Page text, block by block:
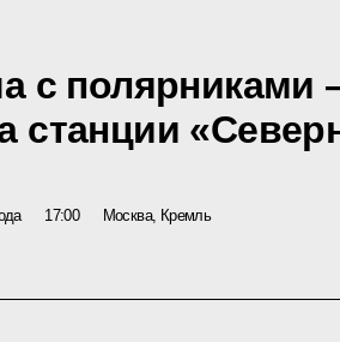
с полярниками
станции
17:00 Москва, Кремль